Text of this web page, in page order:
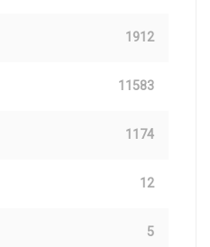
1912
11583
1174
12
5